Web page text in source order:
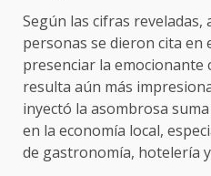
Según las cifras reveladas,
personas se dieron cita en
presenciar la emocionante
resulta aún más
inyectó la asombrosa
en la economía local,
de gastronomía, hotelería